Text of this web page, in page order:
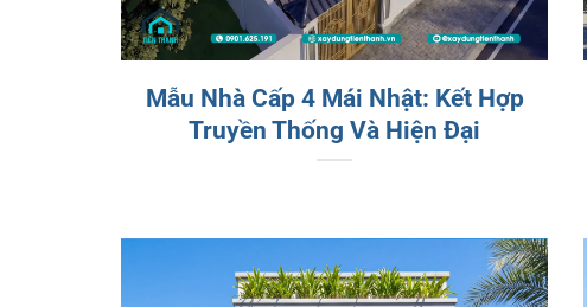
Mẫu Nhà Cấp 4 Mái Nhật: Kết Hợp
Truyền Thống Và Hiện Đại